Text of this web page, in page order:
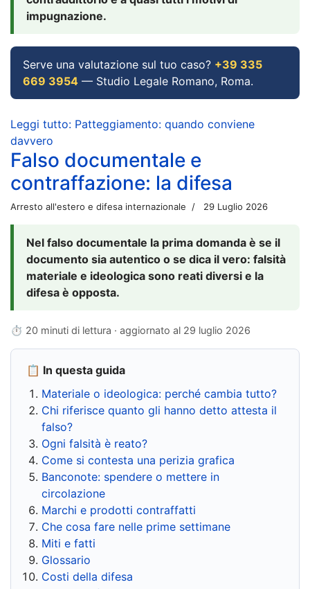
impugnazione.
Serve una valutazione sul tuo caso? +39 335
669 3954 — Studio Legale Romano, Roma.
Leggi tutto: Patteggiamento: quando conviene
davvero
Falso documentale e
contraffazione: la difesa
Arresto all'estero e difesa internazionale 29 Luglio 2026
Nel falso documentale la prima domanda è se il
documento sia autentico o se dica il vero: falsità
materiale e ideologica sono reati diversi e la
difesa è opposta.
⏱ 20 minuti di lettura · aggiornato al 29 luglio 2026
📋 In questa guida
Materiale o ideologica: perché cambia tutto?
Chi riferisce quanto gli hanno detto attesta il
falso?
Ogni falsità è reato?
Come si contesta una perizia grafica
Banconote: spendere o mettere in
circolazione
Marchi e prodotti contraffatti
Che cosa fare nelle prime settimane
Miti e fatti
Glossario
Costi della difesa